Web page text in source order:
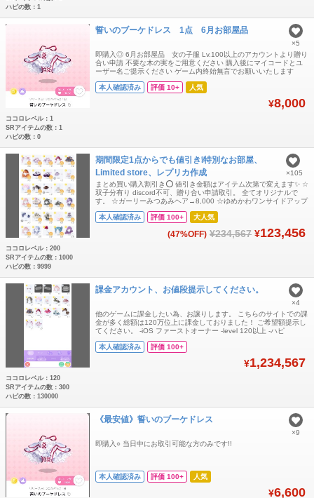
ハピの数：1
誓いのブーケドレス 1点 6月お部屋品
即購入◎ 6月お部屋品 女の子服 Lv.100以上のアカウントより贈り
合い申請 不要な木の実をご用意ください 購入後にマイコードとユ
ーザー名ご提示ください ゲーム内終始無言でお願いいたします
本人確認済み 評価 10+ 人気
¥8,000
×5
ココロレベル：1
SRアイテムの数：1
ハピの数：0
期間限定1点からでも値引き❕特別なお部屋、
Limited store、レプリカ作成
まとめ買い購入割引き⭕️ 値引き金額はアイテム次第で変えます✨️ ☆
双子分有り discord不可、贈り合い申請取引。 全てオリジナルで
す。 ☆ガーリーみつあみヘア→8,000 ☆ゆめかわワンサイドアップ
レースアレンジ 35000 フラワーレースワンピ 20000 フラワーレー
本人確認済み 評価 100+ 大人気
(47%OFF) ¥234,567 ¥123,456
×105
ココロレベル：200
SRアイテムの数：1000
ハピの数：9999
課金アカウント、お値段提示してください。
他のゲームに課金したい為、お譲りします。 こちらのサイトでの課
金が多く総額は120万位上に課金しておりました！ ご希望額提示し
てください。 -iOS ファーストオーナー -level 120以上 -ハピ
上 -ココリウムアイテム 800以上 -リミスト招待済 -誕生日変更可
本人確認済み 評価 100+
¥1,234,567
×4
ココロレベル：120
SRアイテムの数：300
ハピの数：130000
《最安値》誓いのブーケドレス
即購入○ 当日中にお取引可能な方のみです!!
本人確認済み 評価 100+ 人気
¥6,600
×9